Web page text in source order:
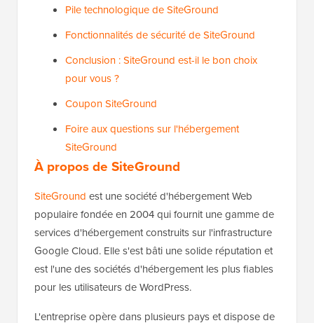
Pile technologique de SiteGround
Fonctionnalités de sécurité de SiteGround
Conclusion : SiteGround est-il le bon choix
pour vous ?
Coupon SiteGround
Foire aux questions sur l'hébergement
SiteGround
À propos de SiteGround
SiteGround est une société d'hébergement Web
populaire fondée en 2004 qui fournit une gamme de
services d'hébergement construits sur l'infrastructure
Google Cloud. Elle s'est bâti une solide réputation et
est l'une des sociétés d'hébergement les plus fiables
pour les utilisateurs de WordPress.
L'entreprise opère dans plusieurs pays et dispose de